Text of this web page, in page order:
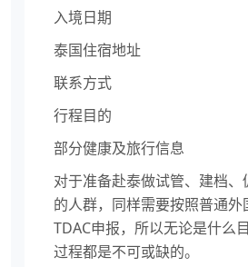
入境日期
泰国住宿地址
联系方式
行程目的
部分健康及旅行信息
对于准备赴泰做试管、建档、
的人群，同样需要按照普通
TDAC申报，所以无论是什么
过程都是不可或缺的。